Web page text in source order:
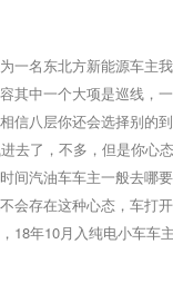
一名东北方新能源车主
其中一个大项是巡线，
信八层你还会选择别的
去了，不多，但是你心
间汽油车车主一般去哪
会存在这种心态，车打
18年10月入纯电小车车